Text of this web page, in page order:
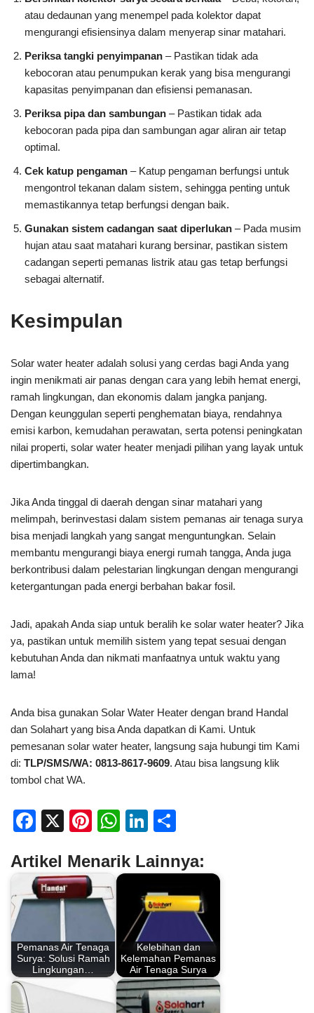
atau dedaunan yang menempel pada kolektor dapat
mengurangi efisiensinya dalam menyerap sinar matahari.
Periksa tangki penyimpanan – Pastikan tidak ada
kebocoran atau penumpukan kerak yang bisa mengurangi
kapasitas penyimpanan dan efisiensi pemanasan.
Periksa pipa dan sambungan – Pastikan tidak ada
kebocoran pada pipa dan sambungan agar aliran air tetap
optimal.
Cek katup pengaman – Katup pengaman berfungsi untuk
mengontrol tekanan dalam sistem, sehingga penting untuk
memastikannya tetap berfungsi dengan baik.
Gunakan sistem cadangan saat diperlukan – Pada musim
hujan atau saat matahari kurang bersinar, pastikan sistem
cadangan seperti pemanas listrik atau gas tetap berfungsi
sebagai alternatif.
Kesimpulan
Solar water heater adalah solusi yang cerdas bagi Anda yang
ingin menikmati air panas dengan cara yang lebih hemat energi,
ramah lingkungan, dan ekonomis dalam jangka panjang.
Dengan keunggulan seperti penghematan biaya, rendahnya
emisi karbon, kemudahan perawatan, serta potensi peningkatan
nilai properti, solar water heater menjadi pilihan yang layak untuk
dipertimbangkan.
Jika Anda tinggal di daerah dengan sinar matahari yang
melimpah, berinvestasi dalam sistem pemanas air tenaga surya
bisa menjadi langkah yang sangat menguntungkan. Selain
membantu mengurangi biaya energi rumah tangga, Anda juga
berkontribusi dalam pelestarian lingkungan dengan mengurangi
ketergantungan pada energi berbahan bakar fosil.
Jadi, apakah Anda siap untuk beralih ke solar water heater? Jika
ya, pastikan untuk memilih sistem yang tepat sesuai dengan
kebutuhan Anda dan nikmati manfaatnya untuk waktu yang
lama!
Anda bisa gunakan Solar Water Heater dengan brand Handal
dan Solahart yang bisa Anda dapatkan di Kami. Untuk
pemesanan solar water heater, langsung saja hubungi tim Kami
di: TLP/SMS/WA: 0813-8617-9609. Atau bisa langsung klik
tombol chat WA.
F
c
e
b
o
k
X
Pi
er
e
st
W
at
p
p
Li
k
e
dI
ar
Artikel Menarik Lainnya:
Pemanas Air Tenaga
Surya: Solusi Ramah
Lingkungan…
Kelebihan dan
Kelemahan Pemanas
Air Tenaga Surya